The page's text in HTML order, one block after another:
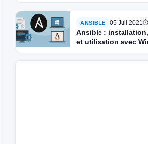
ANSIBLE 05 Juil 2021 ⏱
Ansible :
et utilisation avec